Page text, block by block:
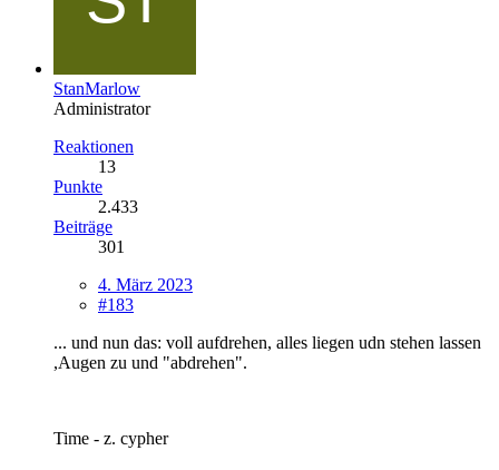
StanMarlow
Administrator
Reaktionen
13
Punkte
2.433
Beiträge
301
4. März 2023
#183
... und nun das: voll aufdrehen, alles liegen udn stehen lassen
,Augen zu und "abdrehen".
Time - z. cypher